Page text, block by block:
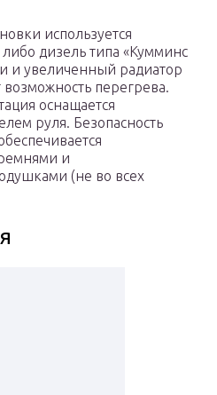
используется
дизель типа «Кумминс
и увеличенный радиатор
перегрева.
оснащается
руля. Безопасность
и
(не во всех